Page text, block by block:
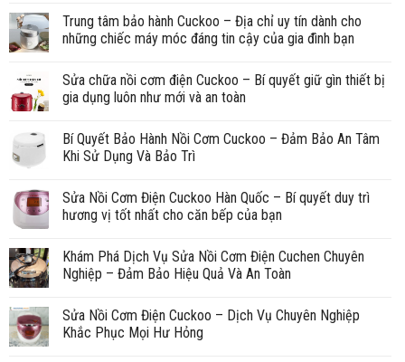
Trung tâm bảo hành Cuckoo – Địa chỉ uy tín dành cho
những chiếc máy móc đáng tin cậy của gia đình bạn
Sửa chữa nồi cơm điện Cuckoo – Bí quyết giữ gìn thiết bị
gia dụng luôn như mới và an toàn
Bí Quyết Bảo Hành Nồi Cơm Cuckoo – Đảm Bảo An Tâm
Khi Sử Dụng Và Bảo Trì
Sửa Nồi Cơm Điện Cuckoo Hàn Quốc – Bí quyết duy trì
hương vị tốt nhất cho căn bếp của bạn
Khám Phá Dịch Vụ Sửa Nồi Cơm Điện Cuchen Chuyên
Nghiệp – Đảm Bảo Hiệu Quả Và An Toàn
Sửa Nồi Cơm Điện Cuckoo – Dịch Vụ Chuyên Nghiệp
Khắc Phục Mọi Hư Hỏng